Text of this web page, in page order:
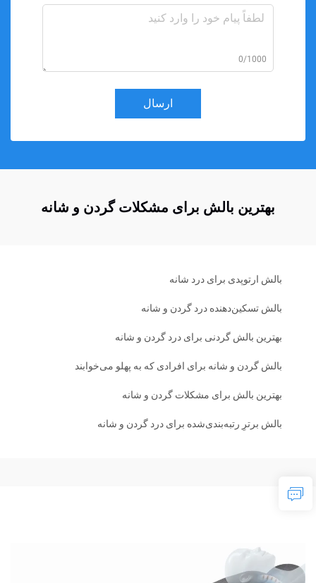
0/1000
ارسال
بهترین بالش برای مشکلات گردن و شانه
بالش ارتوپدی برای درد شانه
بالش تسکین‌دهنده درد گردن و شانه
بهترین بالش گردنی برای درد گردن و شانه
بالش گردن و شانه برای افرادی که به پهلو می‌خوابند
بهترین بالش برای مشکلات گردن و شانه
بالش برترِ رتبه‌بندی‌شده برای درد گردن و شانه